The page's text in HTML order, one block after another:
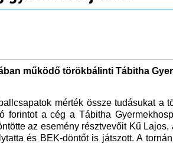
működő törökbálinti Tábitha
mérték össze tudásukat
a cég a Tábitha
az esemény résztvevőit Kű
és BEK-döntőt is játszott. A